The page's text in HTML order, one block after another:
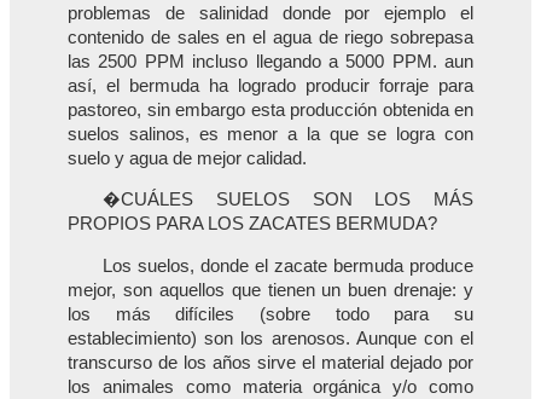
problemas de salinidad donde por ejemplo el
contenido de sales en el agua de riego sobrepasa
las 2500 PPM incluso llegando a 5000 PPM. aun
así, el bermuda ha logrado producir forraje para
pastoreo, sin embargo esta producción obtenida en
suelos salinos, es menor a la que se logra con
suelo y agua de mejor calidad.
�CUÁLES SUELOS SON LOS MÁS
PROPIOS PARA LOS ZACATES BERMUDA?
Los suelos, donde el zacate bermuda produce
mejor, son aquellos que tienen un buen drenaje: y
los más difíciles (sobre todo para su
establecimiento) son los arenosos. Aunque con el
transcurso de los años sirve el material dejado por
los animales como materia orgánica y/o como